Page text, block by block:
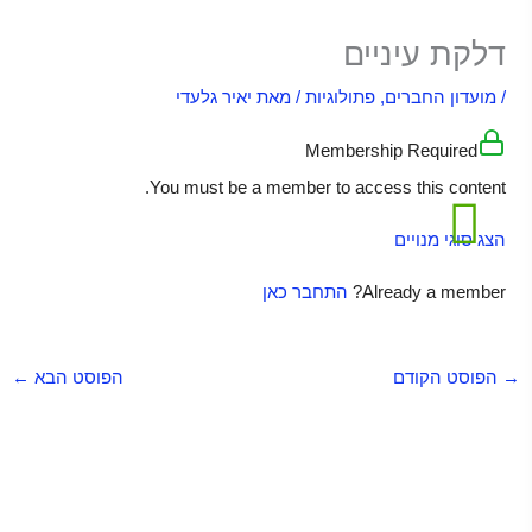
דלקת עיניים
/מועדון החברים,פתולוגיות / מאת יאיר גלעדי
Membership Required
You must be a member to access this content.
הצג סוגי מנויים
Already a member? התחבר כאן
→ הפוסט הקודם הפוסט הבא ←